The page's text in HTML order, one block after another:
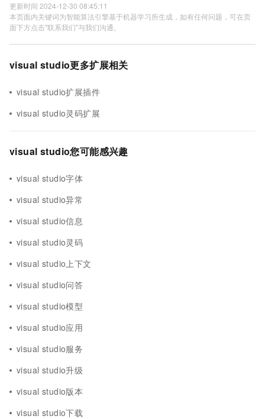
更新时间 2024-12-30 08:45:11
本页面内关键词为智能算法引擎基于机器学习所生成，如有任何问题，可在页
面下方点击"联系我们"与我们沟通。
visual studio更多扩展相关
visual studio扩展插件
visual studio灵码扩展
visual studio您可能感兴趣
visual studio字体
visual studio异常
visual studio信息
visual studio灵码
visual studio上下文
visual studio问答
visual studio模型
visual studio应用
visual studio服务
visual studio升级
visual studio版本
visual studio下载